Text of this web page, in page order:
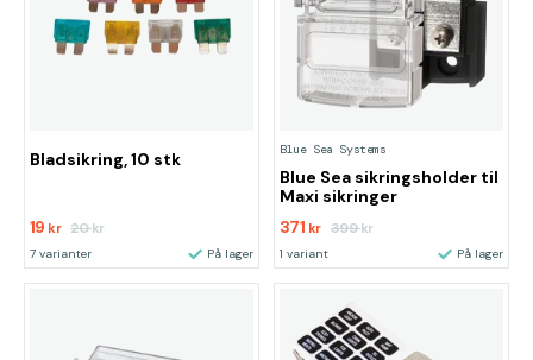
Bladsikring, 10 stk
19 kr 20kr
7 varianter På lager
Blue Sea Systems
Blue Sea sikringsholder til
Maxi sikringer
371 kr 399kr
1 variant På lager